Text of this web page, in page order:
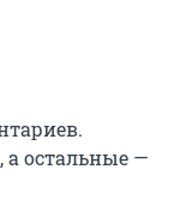
остальные —